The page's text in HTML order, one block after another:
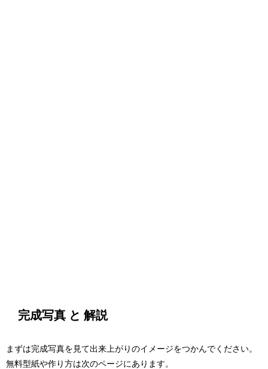
完成写真 と 解説
まずは完成写真を見て出来上がりのイメージをつかんでください。
無料型紙や作り方は次のページにあります。